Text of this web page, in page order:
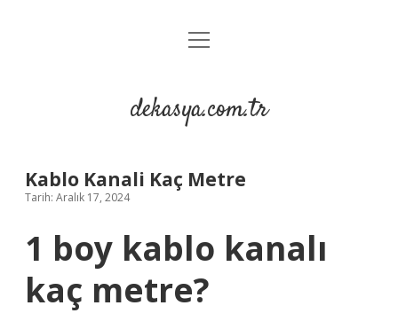
Anasayfa
Yasal Uyarı
menüyü
dekasya.com.tr
Kablo Kanali Kaç Metre
Tarih: Aralık 17, 2024
1 boy kablo kanalı
kaç metre?